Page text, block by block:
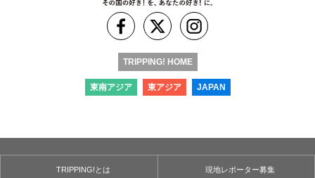
TRIPPING! HOME
東南アジア 東アジア JAPAN
TRIPPING!とは 現地レポーター募集